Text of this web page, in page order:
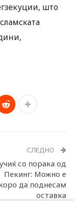
што
СЛЕДНО
со порака од
Пекинг: Можно е
да поднесам
оставка